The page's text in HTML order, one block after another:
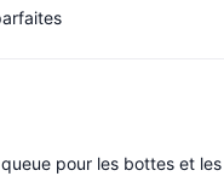
pour les bottes et